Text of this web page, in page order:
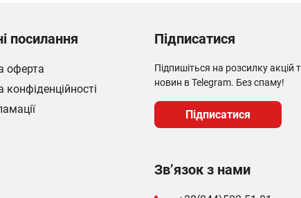
посилання
оферта
конфіденційності
Підписатися
Підпишіться на розсилку акцій
новин в Telegram. Без спаму!
Підписатися
Зв’язок з нами